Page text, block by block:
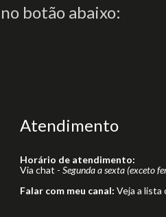
botão abaixo:
Atendimento
Horário de atendimento:
Via chat - Segunda a sexta (exceto
Falar com meu canal: Veja a lista